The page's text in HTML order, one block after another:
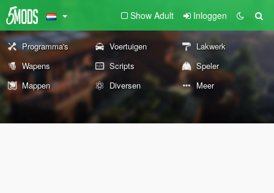
Show Adult Inloggen
Programma's Voertuigen
Lakwerk
Wapens
Scripts
Speler
Mappen
Diversen Meer